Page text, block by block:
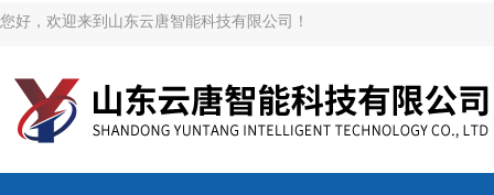
您好，欢迎来到山东云唐智能科技有限公司！